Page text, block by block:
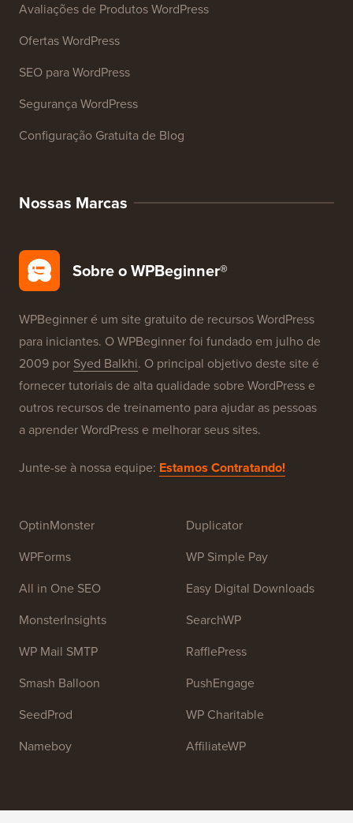
Avaliações de Produtos WordPress
Ofertas WordPress
SEO para WordPress
Segurança WordPress
Configuração Gratuita de Blog
Nossas Marcas
Sobre o WPBeginner®
WPBeginner é um site gratuito de recursos WordPress
para iniciantes. O WPBeginner foi fundado em julho de
2009 por Syed Balkhi. O principal objetivo deste site é
fornecer tutoriais de alta qualidade sobre WordPress e
outros recursos de treinamento para ajudar as pessoas
a aprender WordPress e melhorar seus sites.
Junte-se à nossa equipe: Estamos Contratando!
OptinMonster
WPForms
All in One SEO
MonsterInsights
WP Mail SMTP
Smash Balloon
SeedProd
Nameboy
Duplicator
WP Simple Pay
Easy Digital Downloads
SearchWP
RafflePress
PushEngage
WP Charitable
AffiliateWP